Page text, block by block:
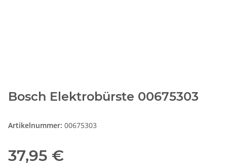
Bosch Elektrobürste 00675303
Artikelnummer: 00675303
37,95 €